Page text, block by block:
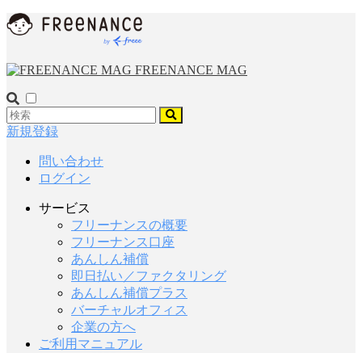
FREENANCE MAG
新規登録
問い合わせ
ログイン
サービス
フリーナンスの概要
フリーナンス口座
あんしん補償
即日払い／ファクタリング
あんしん補償プラス
バーチャルオフィス
企業の方へ
ご利用マニュアル